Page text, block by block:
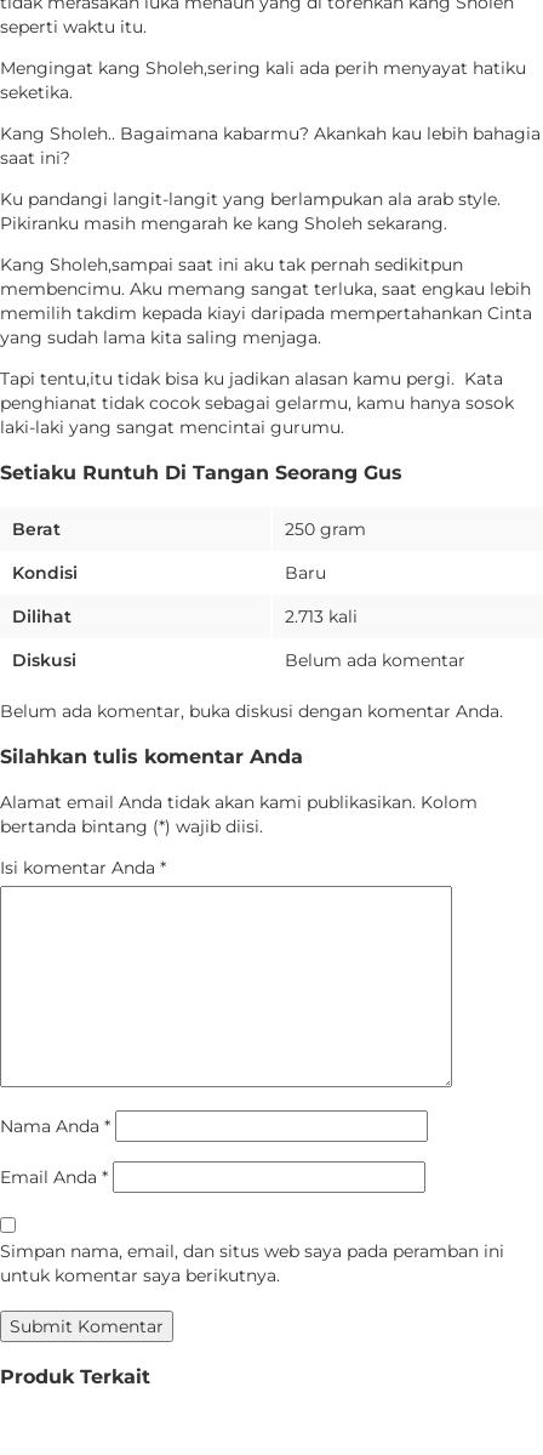
seperti waktu itu.
Mengingat kang Sholeh,sering kali ada perih menyayat hatiku
seketika.
Kang Sholeh.. Bagaimana kabarmu? Akankah kau lebih bahagia
saat ini?
Ku pandangi langit-langit yang berlampukan ala arab style.
Pikiranku masih mengarah ke kang Sholeh sekarang.
Kang Sholeh,sampai saat ini aku tak pernah sedikitpun
membencimu. Aku memang sangat terluka, saat engkau lebih
memilih takdim kepada kiayi daripada mempertahankan Cinta
yang sudah lama kita saling menjaga.
Tapi tentu,itu tidak bisa ku jadikan alasan kamu pergi. Kata
penghianat tidak cocok sebagai gelarmu, kamu hanya sosok
laki-laki yang sangat mencintai gurumu.
Setiaku Runtuh Di Tangan Seorang Gus
Berat
250 gram
Kondisi
Baru
Dilihat
2.713 kali
Diskusi
Belum ada komentar
Belum ada komentar, buka diskusi dengan komentar Anda.
Silahkan tulis komentar Anda
Alamat email Anda tidak akan kami publikasikan. Kolom
bertanda bintang (*) wajib diisi.
Isi komentar Anda *
Nama Anda *
Email Anda *
Simpan nama, email, dan situs web saya pada peramban ini
untuk komentar saya berikutnya.
Produk Terkait